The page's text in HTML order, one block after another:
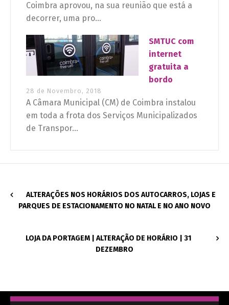
Coimbra aprovou, na sua reunião que está a
decorrer, uma pro...
SMTUC com
internet
gratuita a
bordo
28 de Novembro, 2018
A Câmara Municipal (CM) de Coimbra instalou
em toda a frota dos Serviços Municipalizados
de Transpor...
ALTERAÇÕES NOS HORÁRIOS DOS AUTOCARROS, LOJAS E
PARQUES DE ESTACIONAMENTO NO NATAL E NO ANO NOVO
LOJA DA PORTAGEM | ALTERAÇÃO DE HORÁRIO | 31
DEZEMBRO